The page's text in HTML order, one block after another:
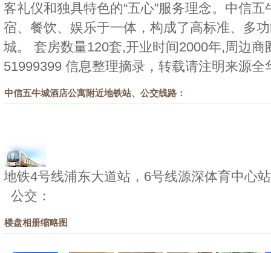
客礼仪和独具特色的“五心”服务理念。中信
宿、餐饮、娱乐于一体，构成了高标准、多
城。 套房数量120套,开业时间2000年,周边商
51999399 信息整理摘录，转载请注明来源全
中信五牛城酒店公寓附近地铁站、公交线路：
地铁4号线浦东大道站，6号线源深体育中心站
公交：
楼盘相册缩略图